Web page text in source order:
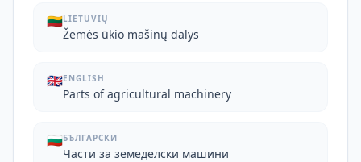
🇱🇹LIETUVIŲ
Žemės ūkio mašinų dalys
🇬🇧ENGLISH
Parts of agricultural machinery
🇧🇬БЪЛГАРСКИ
Части за земеделски машини